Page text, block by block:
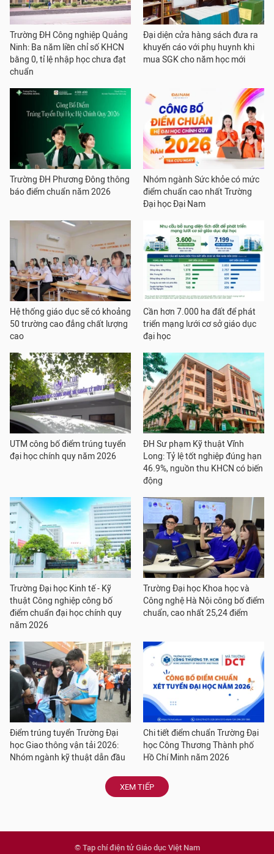
Trường ĐH Công nghiệp Quảng
Ninh: Ba năm liền chỉ số KHCN
bằng 0, tỉ lệ nhập học chưa đạt
chuẩn
Đại diện cửa hàng sách đưa ra
khuyến cáo với phụ huynh khi
mua SGK cho năm học mới
Trường ĐH Phương Đông thông
báo điểm chuẩn năm 2026
Nhóm ngành Sức khỏe có mức
điểm chuẩn cao nhất Trường
Đại học Đại Nam
Hệ thống giáo dục sẽ có khoảng
50 trường cao đẳng chất lượng
cao
Cần hơn 7.000 ha đất để phát
triển mạng lưới cơ sở giáo dục
đại học
UTM công bố điểm trúng tuyển
đại học chính quy năm 2026
ĐH Sư phạm Kỹ thuật Vĩnh
Long: Tỷ lệ tốt nghiệp đúng hạn
46.9%, nguồn thu KHCN có biến
động
Trường Đại học Kinh tế - Kỹ
thuật Công nghiệp công bố
điểm chuẩn đại học chính quy
năm 2026
Trường Đại học Khoa học và
Công nghệ Hà Nội công bố điểm
chuẩn, cao nhất 25,24 điểm
Điểm trúng tuyển Trường Đại
học Giao thông vận tải 2026:
Nhóm ngành kỹ thuật dẫn đầu
Chi tiết điểm chuẩn Trường Đại
học Công Thương Thành phố
Hồ Chí Minh năm 2026
XEM TIẾP
© Tạp chí điện tử Giáo dục Việt Nam